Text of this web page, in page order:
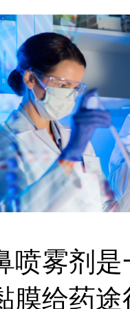
雾剂是
膜给药